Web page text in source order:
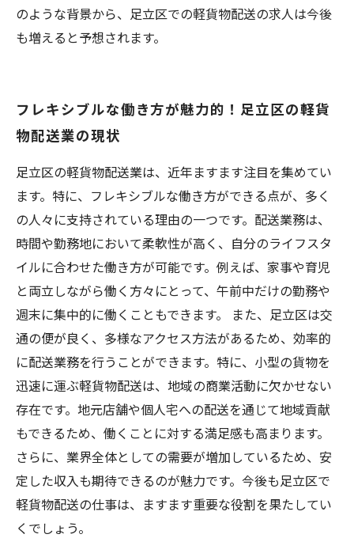
のような背景から、足立区での軽貨物配送の求人は今後
も増えると予想されます。
フレキシブルな働き方が魅力的！足立区の軽貨
物配送業の現状
足立区の軽貨物配送業は、近年ますます注目を集めてい
ます。特に、フレキシブルな働き方ができる点が、多く
の人々に支持されている理由の一つです。配送業務は、
時間や勤務地において柔軟性が高く、自分のライフスタ
イルに合わせた働き方が可能です。例えば、家事や育児
と両立しながら働く方々にとって、午前中だけの勤務や
週末に集中的に働くこともできます。 また、足立区は交
通の便が良く、多様なアクセス方法があるため、効率的
に配送業務を行うことができます。特に、小型の貨物を
迅速に運ぶ軽貨物配送は、地域の商業活動に欠かせない
存在です。地元店舗や個人宅への配送を通じて地域貢献
もできるため、働くことに対する満足感も高まります。
さらに、業界全体としての需要が増加しているため、安
定した収入も期待できるのが魅力です。今後も足立区で
軽貨物配送の仕事は、ますます重要な役割を果たしてい
くでしょう。